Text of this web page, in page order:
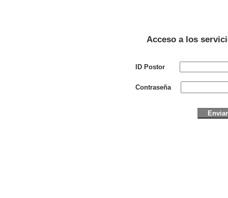
Acceso a los
ID Postor
Contraseña